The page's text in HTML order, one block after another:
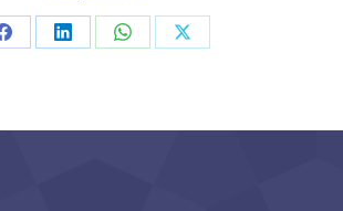
CompartilharCompartilharCompartilharCompartilhar